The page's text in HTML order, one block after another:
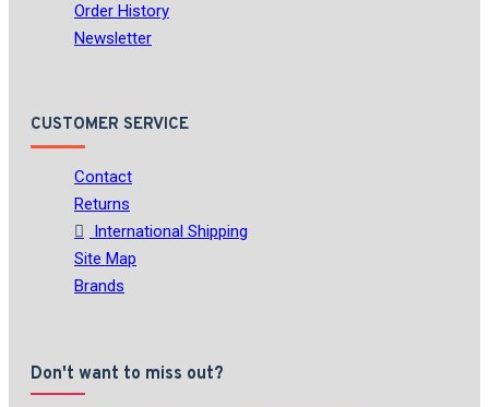
Order History
Newsletter
CUSTOMER SERVICE
Contact
Returns
International Shipping
Site Map
Brands
Don't want to miss out?